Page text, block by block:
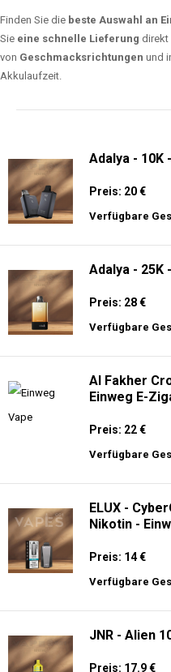
Finden Sie die beste Auswahl an
Sie eine schnelle Lieferung direkt
von Geschmacksrichtungen und
Akkulaufzeit.
Adalya - 10K
Preis: 20 €
Verfügbare
Adalya - 25K
Preis: 28 €
Verfügbare
Al Fakher
Einweg E-
Preis: 22 €
Verfügbare
ELUX -
Nikotin -
Preis: 14 €
Verfügbare
JNR - Alien
Preis: 17.9 €